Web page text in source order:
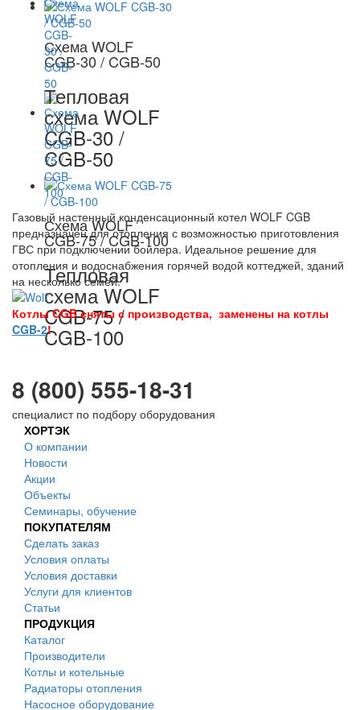
Схема WOLF
CGB-30 / CGB-50
Тепловая
схема WOLF
CGB-30 /
CGB-50
Схема WOLF
CGB-75 / CGB-100
Тепловая
схема WOLF
CGB-75 /
CGB-100
Газовый настенный конденсационный котел WOLF CGB
предназначен для отопления с возможностью приготовления
ГВС при подключении бойлера. Идеальное решение для
отопления и водоснабжения горячей водой коттеджей, зданий
на несколько семей.
Котлы CGB сняты с производства, заменены на котлы
CGB-2!
8 (800) 555-18-31
специалист по подбору оборудования
ХОРТЭК
О компании
Новости
Акции
Объекты
Семинары, обучение
ПОКУПАТЕЛЯМ
Сделать заказ
Условия оплаты
Условия доставки
Услуги для клиентов
Статьи
ПРОДУКЦИЯ
Каталог
Производители
Котлы и котельные
Радиаторы отопления
Насосное оборудование